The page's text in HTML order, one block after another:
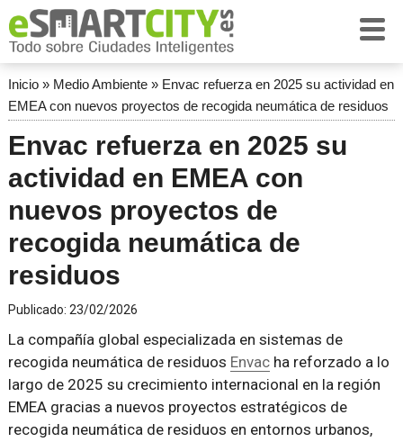
Inicio» Medio Ambiente» Envac refuerza en 2025 su actividad en
EMEA con nuevos proyectos de recogida neumática de residuos
Envac refuerza en 2025 su
actividad en EMEA con
nuevos proyectos de
recogida neumática de
residuos
Publicado: 23/02/2026
La compañía global especializada en sistemas de
recogida neumática de residuos Envacha reforzado a lo
largo de 2025 su crecimiento internacional en la región
EMEA gracias a nuevos proyectos estratégicos de
recogida neumática de residuos en entornos urbanos,